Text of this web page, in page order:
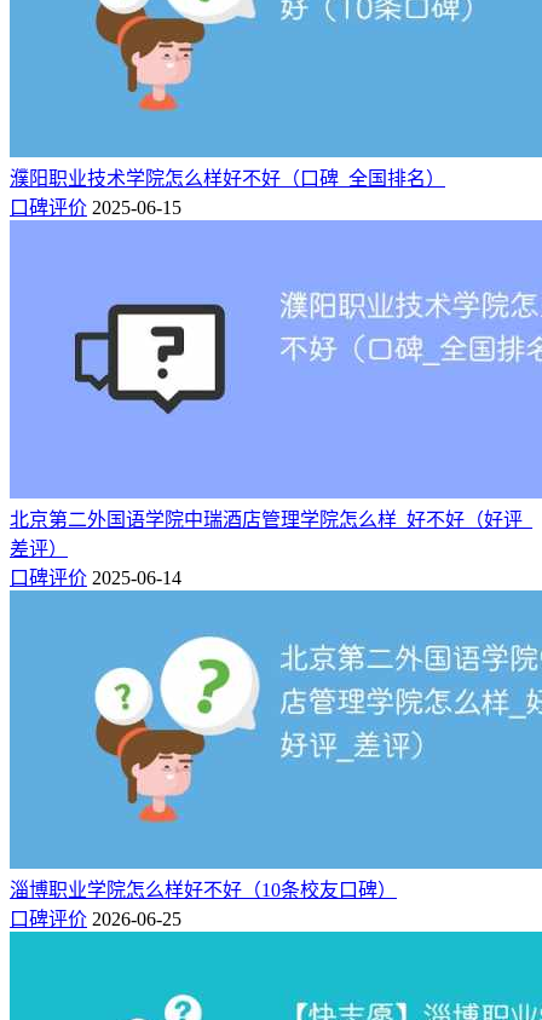
括运动会）都要开一个颁奖典礼（歌舞表演那种），感觉很鸡
肋。学费很高，但是毕业生普遍认为钱没有花到对的地方。
界
口碑5：
两次各半年的计入学分实习的机会，能让大家提前适应酒店工
作。跟瑞士洛桑酒店管理学院合作，跟国际联号酒店都有合
作，有相关方面就业需求无需担心。
口碑7：
目前在国内来说，酒店管理专业的专业性还是挺强的。学校的
专业可能较少，选择的时候需要慎重。要学习的课程比较多，
目前在国内来说，酒店管理专业的专业性还是挺强的。学校的
专业可能较少，选择的时候需要慎重。要学习的课程比较多，
比如说人力资源，财务，销售，秘书，宏观经济，微观经济及
口碑9：
学校环境很好，就是比较小，和中学差不多大，附近设施比较
感觉还可以，如果上不了二本，这还是不错的选择
濮阳职业技术学院怎么样好不好（口碑_全国排名）
口碑评价 2025-06-15
北京第二外国语学院中瑞酒店管理学院怎么样_好不好（好评_
差评）
口碑评价 2025-06-14
淄博职业学院怎么样好不好（10条校友口碑）
口碑评价 2026-06-25